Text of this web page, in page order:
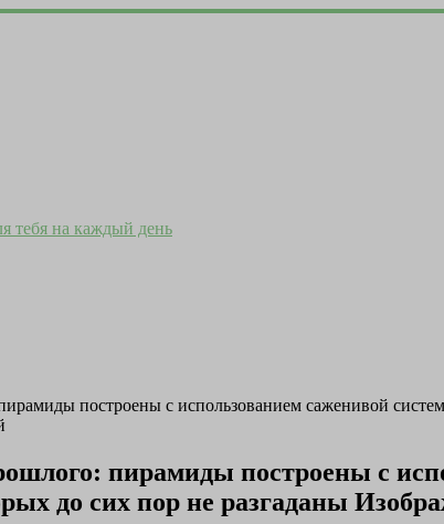
тебя на каждый день
построены с использованием саженивой
пирамиды построены с
до сих пор не разгаданы